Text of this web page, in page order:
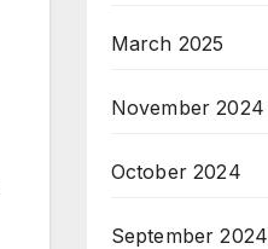
March 2025
November 2024
October 2024
September 2024